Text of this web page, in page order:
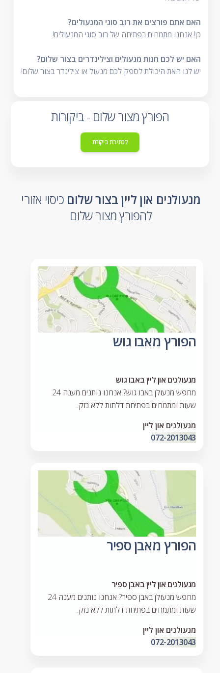
האם אתם פורצים את רוב סוגי המנעולים?
כן! אנחנו מתמחים בפתיחה של רוב סוגי המנעולים!
האם יש לכם חנות מנעולים וצילינדרים בצור שלום?
יש לנו האת היכולת לספק לכם מנעול או צילינדר בצור שלום!
הפורץ מצור שלום - ביקורות
לכתיבת ביקורת
מנעולנים און ליין בצור שלום כיסוי אזורי
להפורץ מצור שלום
הפורץ מאבו גוש
מנעולנים און ליין באבו גוש
מחפש מנעולן באבו גוש? אנחנו נותנים מענה 24
שעות ומתמחים בפתיחת דלתות ללא נזק.
מנעולנים און ליין
072-2013043
הפורץ מאבן ספיר
מנעולנים און ליין באבן ספיר
מחפש מנעולן באבן ספיר? אנחנו נותנים מענה 24
שעות ומתמחים בפתיחת דלתות ללא נזק.
מנעולנים און ליין
072-2013043